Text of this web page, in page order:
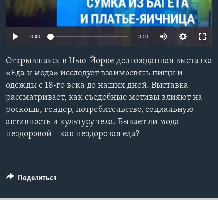
Learning English
Языки
0:00 3:38
Открывшаяся в Нью-Йорке долгожданная выставка
«Еда и мода» исследует взаимосвязь пищи и
одежды с 18-го века до наших дней. Выставка
рассматривает, как съедобные мотивы влияют на
роскошь, гендер, потребительство, социальную
активность и культуру тела. Бывает ли мода
нездоровой – как нездоровая еда?
Поделиться